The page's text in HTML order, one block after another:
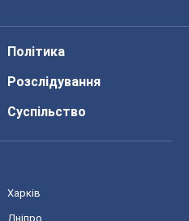
Політика
Розслідування
Суспільство
Харків
Дніпро